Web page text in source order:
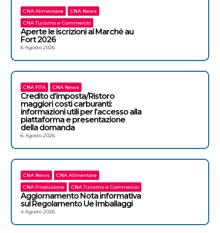
CNA Alimentare
CNA News
CNA Turismo e Commercio
Aperte le iscrizioni al Marché au
Fort 2026
6 Agosto 2026
CNA FITA CNA News
Credito d’imposta/Ristoro
maggiori costi carburanti:
informazioni utili per l’accesso alla
piattaforma e presentazione
della domanda
6 Agosto 2026
CNA News
CNA Alimentare
CNA Produzione
CNA Turismo e Commercio
Aggiornamento Nota informativa
sul Regolamento Ue Imballaggi
4 Agosto 2026